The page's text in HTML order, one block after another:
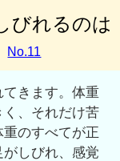
びれるのは
No.11
きます。体重
、それだけ苦
のすべてが正
しびれ、感覚